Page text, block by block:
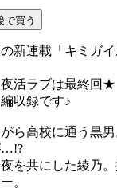
で買う
新連載「キミガ
活ラブは最終回★
収録です♪
ら高校に通う黒
…!?
を共にした綾乃
。